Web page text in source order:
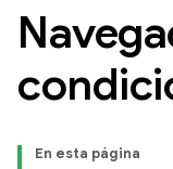
En esta página